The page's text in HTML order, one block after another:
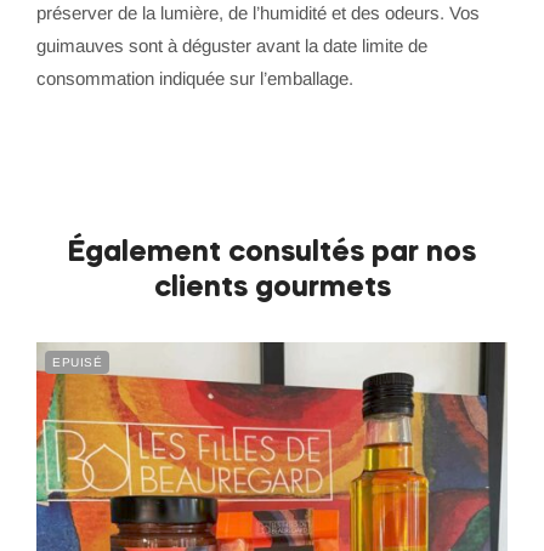
préserver de la lumière, de l’humidité et des odeurs. Vos
guimauves sont à déguster avant la date limite de
consommation indiquée sur l’emballage.
Également consultés par nos
clients gourmets
EPUISÉ